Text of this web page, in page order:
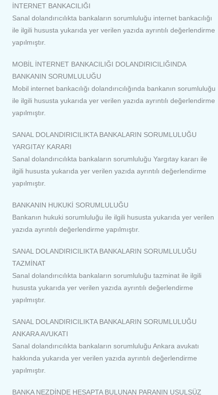
İNTERNET BANKACILIĞI
Sanal dolandırıcılıkta bankaların sorumluluğu internet bankacılığı
ile ilgili hususta yukarıda yer verilen yazıda ayrıntılı değerlendirme
yapılmıştır.
MOBİL İNTERNET BANKACILIĞI DOLANDIRICILIĞINDA
BANKANIN SORUMLULUĞU
Mobil internet bankacılığı dolandırıcılığında bankanın sorumluluğu
ile ilgili hususta yukarıda yer verilen yazıda ayrıntılı değerlendirme
yapılmıştır.
SANAL DOLANDIRICILIKTA BANKALARIN SORUMLULUĞU
YARGITAY KARARI
Sanal dolandırıcılıkta bankaların sorumluluğu Yargıtay kararı ile
ilgili hususta yukarıda yer verilen yazıda ayrıntılı değerlendirme
yapılmıştır.
BANKANIN HUKUKİ SORUMLULUĞU
Bankanın hukuki sorumluluğu ile ilgili hususta yukarıda yer verilen
yazıda ayrıntılı değerlendirme yapılmıştır.
SANAL DOLANDIRICILIKTA BANKALARIN SORUMLULUĞU
TAZMİNAT
Sanal dolandırıcılıkta bankaların sorumluluğu tazminat ile ilgili
hususta yukarıda yer verilen yazıda ayrıntılı değerlendirme
yapılmıştır.
SANAL DOLANDIRICILIKTA BANKALARIN SORUMLULUĞU
ANKARA AVUKATI
Sanal dolandırıcılıkta bankaların sorumluluğu Ankara avukatı
hakkında yukarıda yer verilen yazıda ayrıntılı değerlendirme
yapılmıştır.
BANKA NEZDİNDE HESAPTA BULUNAN PARANIN USULSÜZ